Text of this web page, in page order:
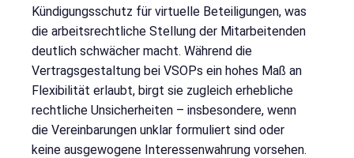
Kündigungsschutz für virtuelle Beteiligungen, was
die arbeitsrechtliche Stellung der Mitarbeitenden
deutlich schwächer macht. Während die
Vertragsgestaltung bei VSOPs ein hohes Maß an
Flexibilität erlaubt, birgt sie zugleich erhebliche
rechtliche Unsicherheiten – insbesondere, wenn
die Vereinbarungen unklar formuliert sind oder
keine ausgewogene Interessenwahrung vorsehen.